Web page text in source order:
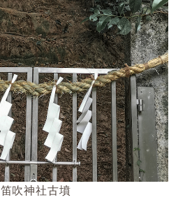
笛吹神社古墳